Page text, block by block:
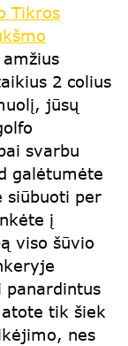
Tikros
2 colius
jūsų
svarbu
galėtumėte
siūbuoti per
į
viso šūvio
panardintus
tik šiek
nes